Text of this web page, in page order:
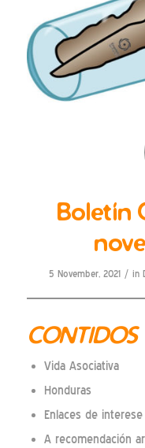
Boletín
5 November, 2021 / in
CONTIDOS
Vida Asociativa
Honduras
Enlaces de interese
A recomendación